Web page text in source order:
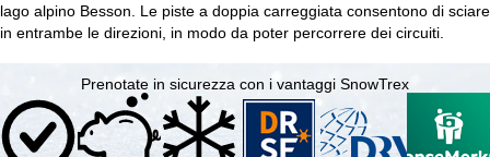
g
lago alpino Besson. Le piste a doppia carreggiata consentono di sciare
in entrambe le direzioni, in modo da poter percorrere dei circuiti.
Prenotate in sicurezza con i vantaggi SnowTrex